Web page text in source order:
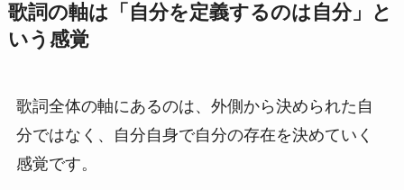
歌詞の軸は「自分を定義するのは自分」と
いう感覚
歌詞全体の軸にあるのは、外側から決められた自
分ではなく、自分自身で自分の存在を決めていく
感覚です。